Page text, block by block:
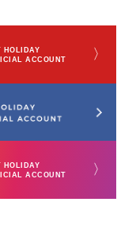
HOLIDAY
ACCOUNT
〉
HOLIDAY
ACCOUNT
〉